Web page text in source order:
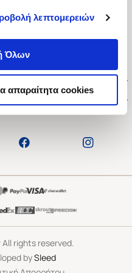
λεπτομερειών
Όλων
απαραίτητα cookies
106 79
09:00-21:00
rights reserved.
bySleed